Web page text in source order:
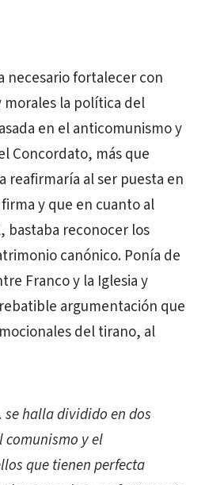
necesario fortalecer con
la política del
en el anticomunismo y
Concordato, más que
reafirmaría al ser puesta en
y que en cuanto al
bastaba reconocer los
canónico. Ponía de
Franco y la Iglesia y
argumentación que
del tirano, al
halla dividido en dos
comunismo y el
que tienen perfecta